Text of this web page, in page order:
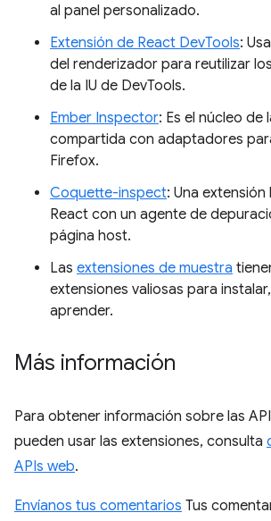
al panel personalizado.
Extensión de React DevTools:
del renderizador para reutilizar
de la IU de DevTools.
Ember Inspector: Es el núcleo de
compartida con adaptadores
Firefox.
Coquette-inspect: Una
React con un agente de
página host.
Las extensiones de muestra
extensiones valiosas para
aprender.
Más información
Para obtener información sobre las
pueden usar las extensiones, consulta
APIs web.
Envíanos tus comentarios Tus